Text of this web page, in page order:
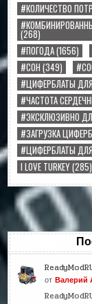
#КОЛИЧЕСТВО
(268)
#ПОГОДА(1656)
#СОН (349)
#ЦИФЕРБЛАТЫ ДЛЯ
#ЧАСТОТА
#ЭКСКЛЮЗИВНО ДЛЯ
#ЗАГРУЗКА
#ЦИФЕРБЛАТЫ
I LOVE TURKEY(285)
отВалерий